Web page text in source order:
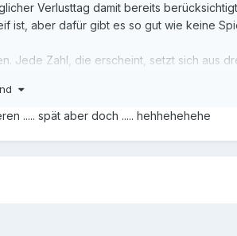
Satzphase):
Verlusttag damit bereits
ist, aber dafür gibt es so gut wie keine
Jede Zahl, die erscheint, setzt sich aus
..... spät aber doch ..... hehhehehehe